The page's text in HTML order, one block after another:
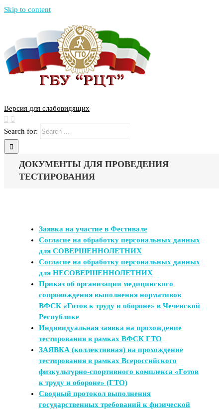
Skip to content
Версия для слабовидящих
Search for:
ДОКУМЕНТЫ ДЛЯ ПРОВЕДЕНИЯ
ТЕСТИРОВАНИЯ
Заявка на участие в Фестивале
Согласие на обработку персональных данных
для СОВЕРШЕННОЛЕТНИХ
Согласие на обработку персональных данных
для НЕСОВЕРШЕННОЛЕТНИХ
Приказ об организации медицинского
сопровождения выполнения нормативов
ВФСК «Готов к труду и обороне» в Чеченской
Республике
Индивидуальная заявка на прохождение
тестирования в рамках ВФСК ГТО
ЗАЯВКА (коллективная) на прохождение
тестирования в рамках Всероссийского
физкультурно-спортивного комплекса «Готов
к труду и обороне» (ГТО)
Сводный протокол выполнения
государственных требований к физической